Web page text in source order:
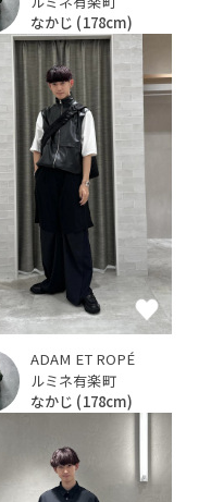
なかじ (178cm)
ADAM ET ROPÉ
ルミネ有楽町
なかじ (178cm)